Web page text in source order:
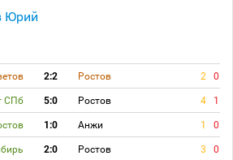
Юрий
2:2 Ростов 2 0
СПб 5:0 Ростов 4 1
1:0 Анжи 1 0
2:0 Ростов 3 0